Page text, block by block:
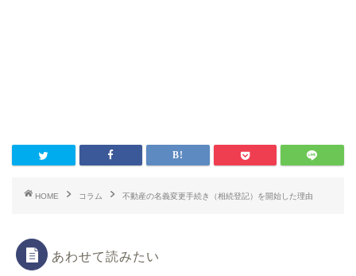
HOME コラム 不動産の名義変更手続き（相続登記）を開始した理由
あわせて読みたい